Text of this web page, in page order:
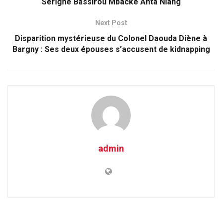
Next Post
Disparition mystérieuse du Colonel Daouda Diène à
Bargny : Ses deux épouses s’accusent de kidnapping
admin